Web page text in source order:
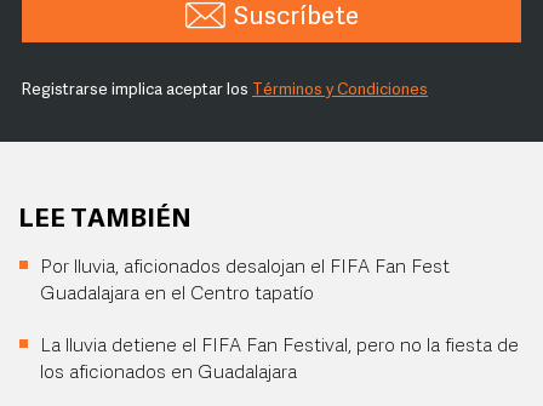
Suscríbete
Registrarse implica aceptar los Términos y Condiciones
LEE TAMBIÉN
Por lluvia, aficionados desalojan el FIFA Fan Fest
Guadalajara en el Centro tapatío
La lluvia detiene el FIFA Fan Festival, pero no la fiesta de
los aficionados en Guadalajara